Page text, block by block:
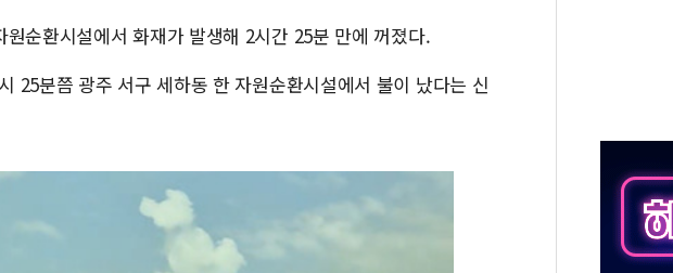
윤준병·이해민 의원, '정부 특사'로 콜롬비아 대통령
'호우·산사태 주의보' 울진 시간당 30mm 강한 비...
풀무원재단, '국제과학연극제 2026'서 어린이 과
현대그린푸드 '텍사스로드하우스' 잠실점, 직장인
與 "세제개편안 8월 말 당정 조율 완료…초고가·비
경인고속도로서 차량 4대 연쇄 추돌…7세 남아 등
순환시설에서 화재가 발생해 2시간 25분 만에 꺼졌다.
25분쯤 광주 서구 세하동 한 자원순환시설에서 불이 났다는 신